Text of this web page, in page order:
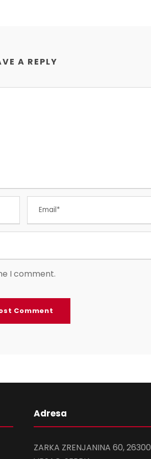
A REPLY
I comment.
Adresa
ZARKA ZRENJANINA 60, 26300